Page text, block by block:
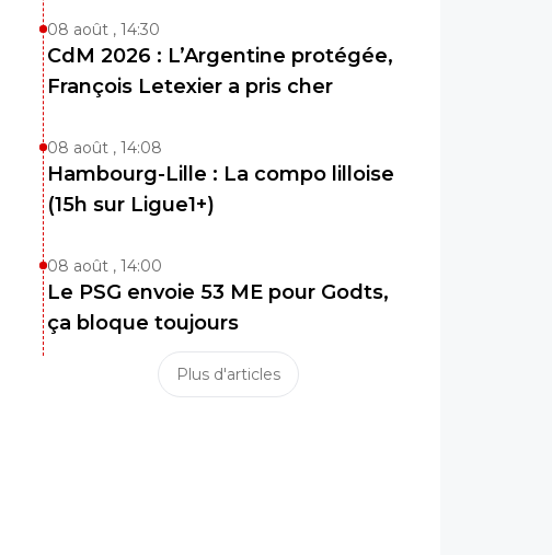
08 août , 14:30
CdM 2026 : L’Argentine protégée,
François Letexier a pris cher
08 août , 14:08
Hambourg-Lille : La compo lilloise
(15h sur Ligue1+)
08 août , 14:00
Le PSG envoie 53 ME pour Godts,
ça bloque toujours
Plus d'articles